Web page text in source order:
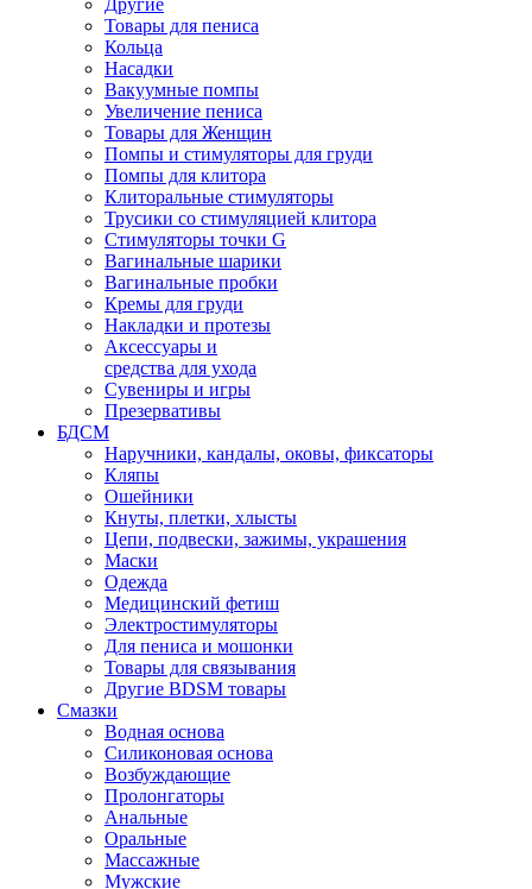
Другие
Товары для пениса
Кольца
Насадки
Вакуумные помпы
Увеличение пениса
Товары для Женщин
Помпы и стимуляторы для груди
Помпы для клитора
Клиторальные стимуляторы
Трусики со стимуляцией клитора
Стимуляторы точки G
Вагинальные шарики
Вагинальные пробки
Кремы для груди
Накладки и протезы
Аксессуары и
средства для ухода
Сувениры и игры
Презервативы
БДСМ
Наручники, кандалы, оковы, фиксаторы
Кляпы
Ошейники
Кнуты, плетки, хлысты
Цепи, подвески, зажимы, украшения
Маски
Одежда
Медицинский фетиш
Электростимуляторы
Для пениса и мошонки
Товары для связывания
Другие BDSM товары
Смазки
Водная основа
Силиконовая основа
Возбуждающие
Пролонгаторы
Анальные
Оральные
Массажные
Мужские